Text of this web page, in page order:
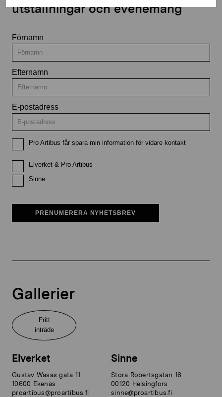
utställningar och evenemang
Förnamn
Efternamn
E-postadress
Pro Artibus får spara min information för vidare kontakt
Elverket & Pro Artibus
Sinne
PRENUMERERA NYHETSBREV
Gallerier
Fritt
inträde
Elverket
Gustav Wasas gata 11
10600 Ekenäs
proartibus@proartibus.fi
Sinne
Stora Robertsgatan 16
00120 Helsingfors
sinne@proartibus.fi